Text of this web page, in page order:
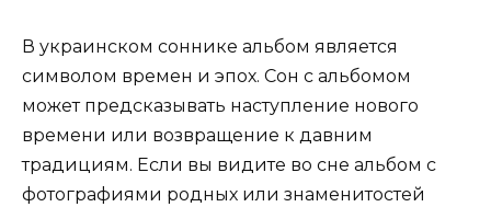
В украинском соннике альбом является
символом времен и эпох. Сон с альбомом
может предсказывать наступление нового
времени или возвращение к давним
традициям. Если вы видите во сне альбом с
фотографиями родных или знаменитостей